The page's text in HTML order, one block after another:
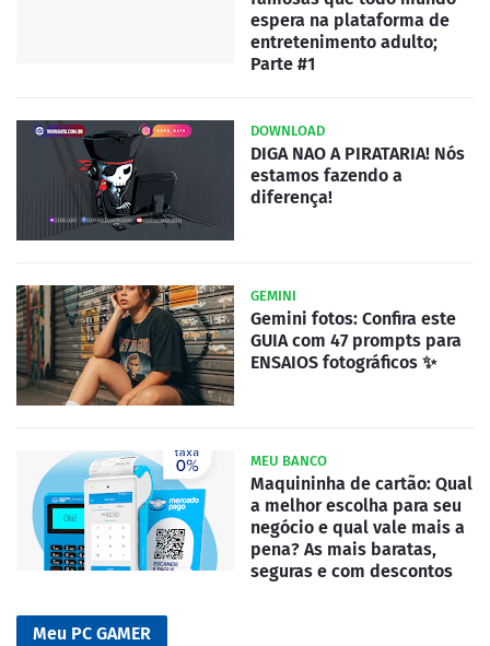
espera na plataforma de
entretenimento adulto;
Parte #1
DOWNLOAD
DIGA NAO A PIRATARIA! Nós
estamos fazendo a
diferença!
GEMINI
Gemini fotos: Confira este
GUIA com 47 prompts para
ENSAIOS fotográficos ✨
MEU BANCO
Maquininha de cartão: Qual
a melhor escolha para seu
negócio e qual vale mais a
pena? As mais baratas,
seguras e com descontos
Meu PC GAMER